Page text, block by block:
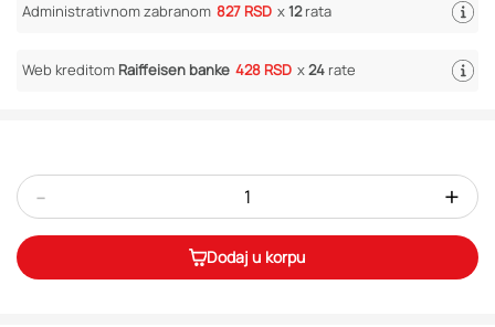
Administrativnom zabranom 827 RSD x12rata
Web kreditom Raiffeisen banke 428 RSD x24 rate
- +
Dodaj u korpu